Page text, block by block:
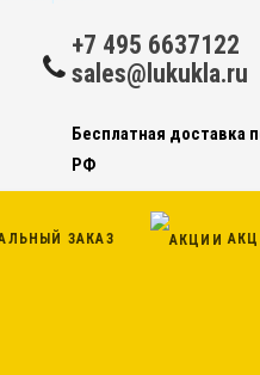
+7 495 6637122
sales@lukukla.ru
Бесплатная доставка
РФ
ЗАКАЗ